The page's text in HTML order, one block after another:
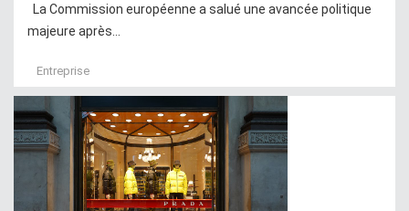
La Commission européenne a salué une avancée politique
majeure après...
Entreprise